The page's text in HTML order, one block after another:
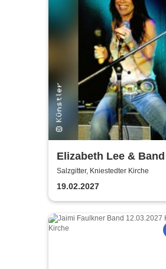
Elizabeth Lee &
Kniestedter Kirche
Salzgitter, Kniestedter Kirche
19.02.2027